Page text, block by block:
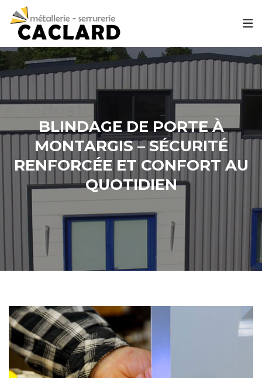
BLINDAGE DE PORTE À
MONTARGIS – SÉCURITÉ
RENFORCÉE ET CONFORT AU
QUOTIDIEN